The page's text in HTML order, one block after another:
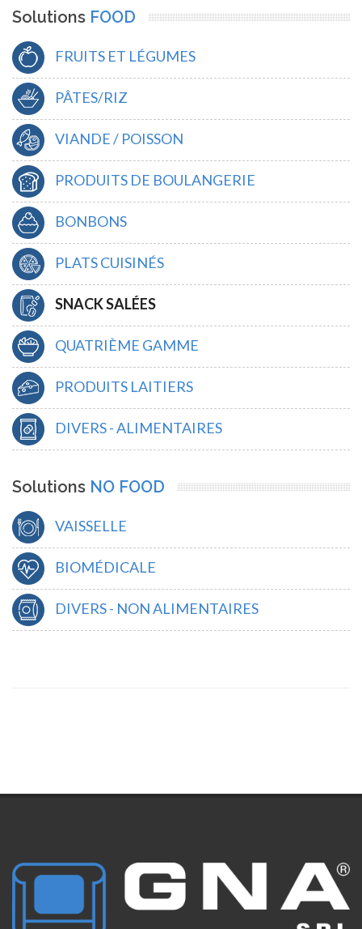
Solutions FOOD
FRUITS ET LÉGUMES
PÂTES/RIZ
VIANDE / POISSON
PRODUITS DE BOULANGERIE
BONBONS
PLATS CUISINÉS
SNACK SALÉES
QUATRIÈME GAMME
PRODUITS LAITIERS
DIVERS - ALIMENTAIRES
Solutions NO FOOD
VAISSELLE
BIOMÉDICALE
DIVERS - NON ALIMENTAIRES